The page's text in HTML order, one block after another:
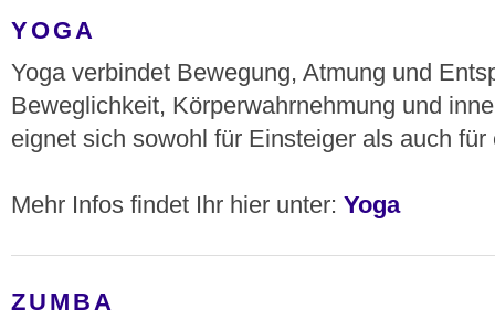
YOGA
Yoga verbindet Bewegung, Atmung und
Beweglichkeit, Körperwahrnehmung und
eignet sich sowohl für Einsteiger als auch für
Mehr Infos findet Ihr hier unter: Yoga
ZUMBA